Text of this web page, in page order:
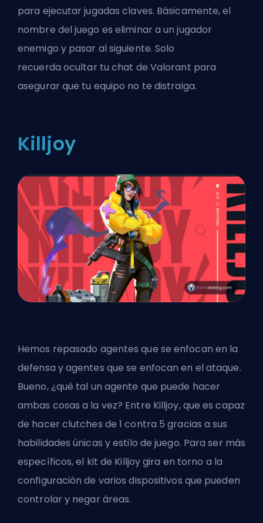
para ejecutar jugadas claves. Básicamente, el
nombre del juego es eliminar a un jugador
enemigo y pasar al siguiente. Solo
recuerda ocultar tu chat de Valorant para
asegurar que tu equipo no te distraiga.
Killjoy
Hemos repasado agentes que se enfocan en la
defensa y agentes que se enfocan en el ataque.
Bueno, ¿qué tal un agente que puede hacer
ambas cosas a la vez? Entre Killjoy, que es capaz
de hacer clutches de 1 contra 5 gracias a sus
habilidades únicas y estilo de juego. Para ser más
específicos, el kit de Killjoy gira en torno a la
configuración de varios dispositivos que pueden
controlar y negar áreas.